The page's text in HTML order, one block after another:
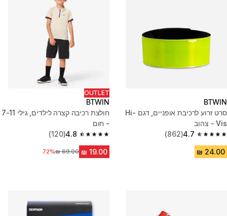
BTWIN
סרט זרוע לרכיבת אופניים, דגם Hi-
Vis - צהוב
4.7
4.7 out of 5 stars from 862 reviews
(862)
OUTLET
BTWIN
חולצת רכיבה קצרה לילדים, גילי 7-11
- חום
4.8
4.8 out of 5 stars from 120 reviews
(120)
מחיר לפני הנחה‏69.00 ₪
72%